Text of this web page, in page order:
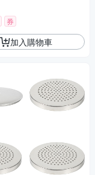
券
加入購物車